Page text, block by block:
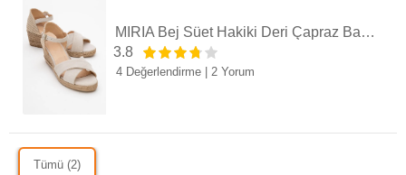
MİRİA Bej Süet Hakiki Deri Çapraz Bantlı Kadın Dolgu Topuklu Sandalet
3.8
4 Değerlendirme | 2 Yorum
Tümü (2)